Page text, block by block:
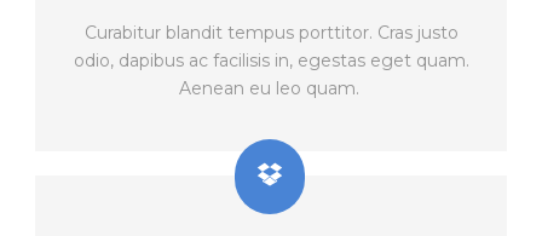
Curabitur blandit tempus porttitor. Cras justo
odio, dapibus ac facilisis in, egestas eget quam.
Aenean eu leo quam.